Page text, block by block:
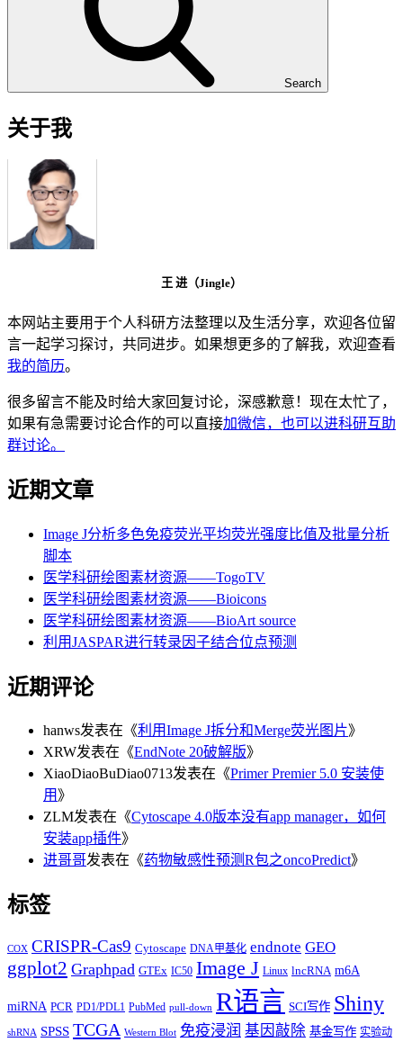
Search
关于我
王 进（Jingle）
本网站主要用于个人科研方法整理以及生活分享，欢迎各位留
言一起学习探讨，共同进步。如果想更多的了解我，欢迎查看
我的简历。
很多留言不能及时给大家回复讨论，深感歉意！现在太忙了，
如果有急需要讨论合作的可以直接加微信，也可以进科研互助
群讨论。
近期文章
Image J分析多色免疫荧光平均荧光强度比值及批量分析
脚本
医学科研绘图素材资源——TogoTV
医学科研绘图素材资源——Bioicons
医学科研绘图素材资源——BioArt source
利用JASPAR进行转录因子结合位点预测
近期评论
hanws发表在《利用Image J拆分和Merge荧光图片》
XRW发表在《EndNote 20破解版》
XiaoDiaoBuDiao0713发表在《Primer Premier 5.0 安装使
用 》
ZLM发表在《Cytoscape 4.0版本没有app manager，如何
安装app插件》
进哥哥发表在《药物敏感性预测R包之oncoPredict》
标签
COX CRISPR-Cas9 Cytoscape DNA甲基化 endnote GEO
ggplot2 Graphpad GTEx IC50 Image J Linux lncRNA m6A
miRNA PCR PD1/PDL1 PubMed pull-down R语言 SCI写作 Shiny
shRNA SPSS TCGA Western Blot 免疫浸润 基因敲除 基金写作 实验动